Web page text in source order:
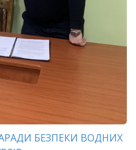
БЕЗПЕКИ ВОДНИХ